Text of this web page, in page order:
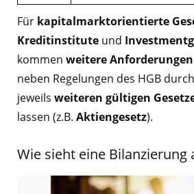
Für kapitalmarktorientierte
Kreditinstitute und
kommen weitere Anforderungen
neben Regelungen des HGB
jeweils weiteren gültigen
lassen (z.B. Aktiengesetz).
Wie sieht eine Bilanzierung